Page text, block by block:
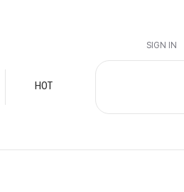
SIGN IN
HOT